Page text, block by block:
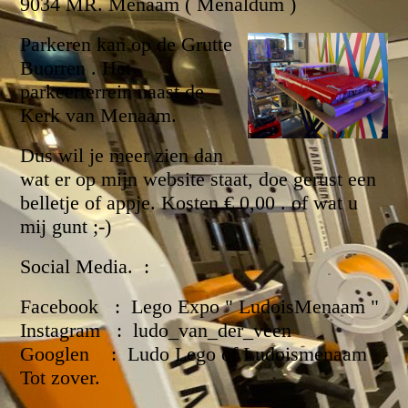
Parkeren kan op de Grutte
Buorren . Het
parkeerterrein naast de
Kerk van Menaam.
Dus wil je meer zien dan
wat er op mijn website staat, doe gerust een
belletje ofappje. Kosten € 0,00 . of wat u
mij gunt ;-)
Social Media. :
Facebook : Lego Expo " LudoisMenaam "
Instagram : ludo_van_der_veen
Googlen : Ludo Lego of Ludoismenaam
Tot zover.